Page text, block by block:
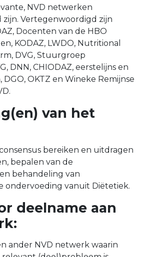
NVD netwerken
Vertegenwoordigd zijn
Docenten van de HBO
KODAZ, LWDO, Nutritional
DVG, Stuurgroep
DNN, CHIODAZ, eerstelijns en
OKTZ en Wineke Remijnse
van het
bereiken en uitdragen
bepalen van de
behandeling van
ondervoeding vanuit Diëtetiek.
deelname aan
ander NVD netwerk waarin